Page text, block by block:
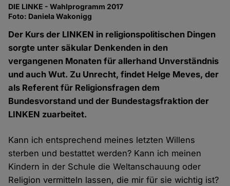
DIE LINKE - Wahlprogramm 2017
Foto: Daniela Wakonigg
Der Kurs der LINKEN in religionspolitischen Dingen
sorgte unter säkular Denkenden in den
vergangenen Monaten für allerhand Unverständnis
und auch Wut. Zu Unrecht, findet Helge Meves, der
als Referent für Religionsfragen dem
Bundesvorstand und der Bundestagsfraktion der
LINKEN zuarbeitet.
Kann ich entsprechend meines letzten Willens
sterben und bestattet werden? Kann ich meinen
Kindern in der Schule die Weltanschauung oder
Religion vermitteln lassen, die mir für sie wichtig ist?